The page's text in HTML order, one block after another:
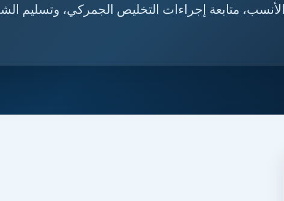
متابعة إجراءات التخليص الجمركي، وتسليم